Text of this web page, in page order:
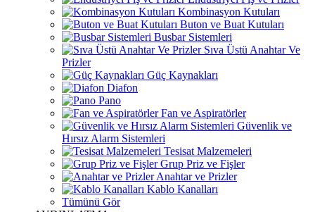
Kombinasyon Kutuları
Buton ve Buat Kutuları
Busbar Sistemleri
Sıva Üstü Anahtar Ve
Prizler
Güç Kaynakları
Diafon
Pano
Fan ve Aspiratörler
Güvenlik ve
Hırsız Alarm Sistemleri
Tesisat Malzemeleri
Grup Priz ve Fişler
Anahtar ve Prizler
Kablo Kanalları
Tümünü Gör